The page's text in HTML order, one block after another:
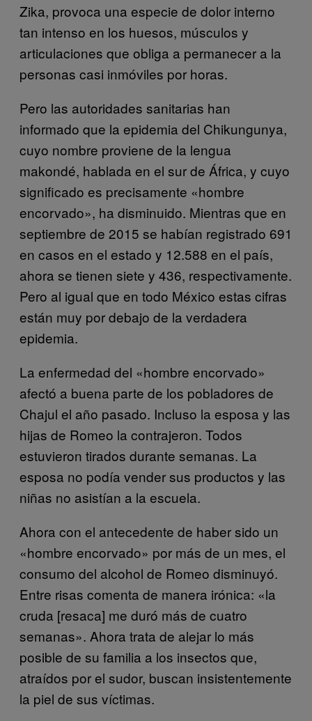
Zika, provoca una especie de dolor interno
tan intenso en los huesos, músculos y
articulaciones que obliga a permanecer a la
personas casi inmóviles por horas.
Pero las autoridades sanitarias han
informado que la epidemia del Chikungunya,
cuyo nombre proviene de la lengua
makondé, hablada en el sur de África, y cuyo
significado es precisamente «hombre
encorvado», ha disminuido. Mientras que en
septiembre de 2015 se habían registrado 691
en casos en el estado y 12.588 en el país,
ahora se tienen siete y 436, respectivamente.
Pero al igual que en todo México estas cifras
están muy por debajo de la verdadera
epidemia.
La enfermedad del «hombre encorvado»
afectó a buena parte de los pobladores de
Chajul el año pasado. Incluso la esposa y las
hijas de Romeo la contrajeron. Todos
estuvieron tirados durante semanas. La
esposa no podía vender sus productos y las
niñas no asistían a la escuela.
Ahora con el antecedente de haber sido un
«hombre encorvado» por más de un mes, el
consumo del alcohol de Romeo disminuyó.
Entre risas comenta de manera irónica: «la
cruda [resaca] me duró más de cuatro
semanas». Ahora trata de alejar lo más
posible de su familia a los insectos que,
atraídos por el sudor, buscan insistentemente
la piel de sus víctimas.